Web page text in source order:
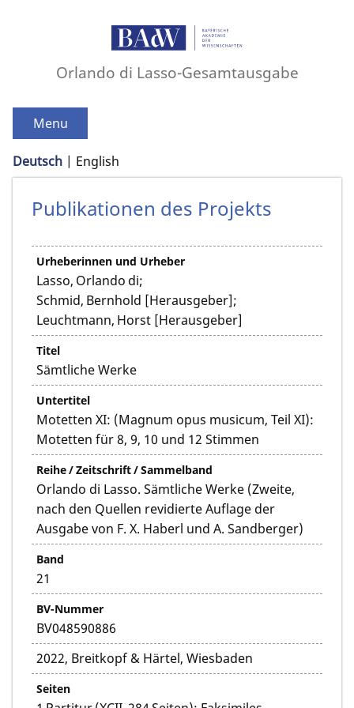
Orlando di Lasso-Gesamtausgabe
Menu
Deutsch English
Publikationen des Projekts
Urheberinnen und Urheber
Lasso, Orlando di;
Schmid, Bernhold [Herausgeber];
Leuchtmann, Horst [Herausgeber]
Titel
Sämtliche Werke
Untertitel
Motetten XI: (Magnum opus musicum, Teil XI):
Motetten für 8, 9, 10 und 12 Stimmen
Reihe / Zeitschrift / Sammelband
Orlando di Lasso. Sämtliche Werke (Zweite,
nach den Quellen revidierte Auflage der
Ausgabe von F. X. Haberl und A. Sandberger)
Band
21
BV-Nummer
BV048590886
2022, Breitkopf & Härtel, Wiesbaden
Seiten